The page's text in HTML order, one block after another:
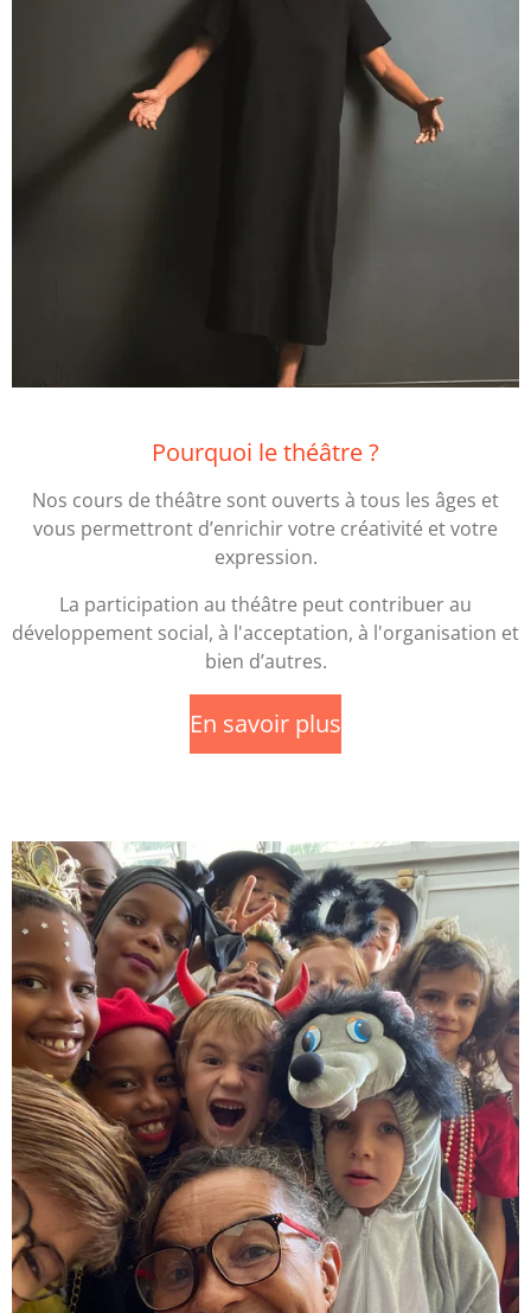
Pourquoi le théâtre ?
Nos cours de théâtre sont ouverts à tous les âges et
vous permettront d’enrichir votre créativité et votre
expression.
La participation au théâtre peut contribuer au
développement social, à l'acceptation, à l'organisation et
bien d’autres.
En savoir plus